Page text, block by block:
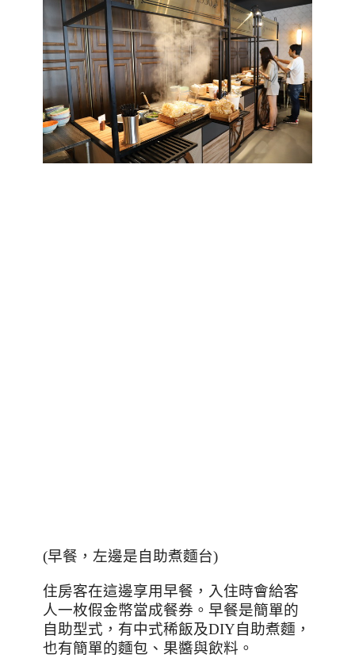
(早餐，左邊是自助煮麵台)
住房客在這邊享用早餐，入住時會給客
人一枚假金幣當成餐券。早餐是簡單的
自助型式，有中式稀飯及DIY自助煮麵，
也有簡單的麵包、果醬與飲料。